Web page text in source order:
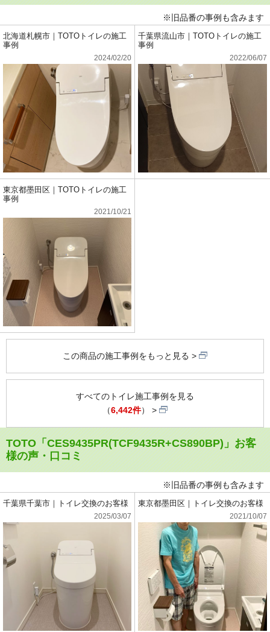
※旧品番の事例も含みます
北海道札幌市｜TOTOトイレの施工
事例
2024/02/20
千葉県流山市｜TOTOトイレの施工
事例
2022/06/07
東京都墨田区｜TOTOトイレの施工
事例
2021/10/21
この商品の施工事例をもっと見る
すべてのトイレ施工事例を見る
（6,442件）
TOTO「CES9435PR(TCF9435R+CS890BP)」お客
様の声・口コミ
※旧品番の事例も含みます
千葉県千葉市｜トイレ交換のお客様
2025/03/07
東京都墨田区｜トイレ交換のお客様
2021/10/07